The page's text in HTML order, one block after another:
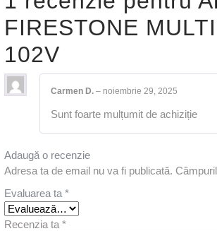
FIRESTONE
102V
Carmen D. – noiembrie 29, 2025
Sunt foarte mulțumit de achiziție
Adaugă o recenzie
Adresa ta de email nu va fi publicată.
Evaluarea ta *
Recenzia ta *